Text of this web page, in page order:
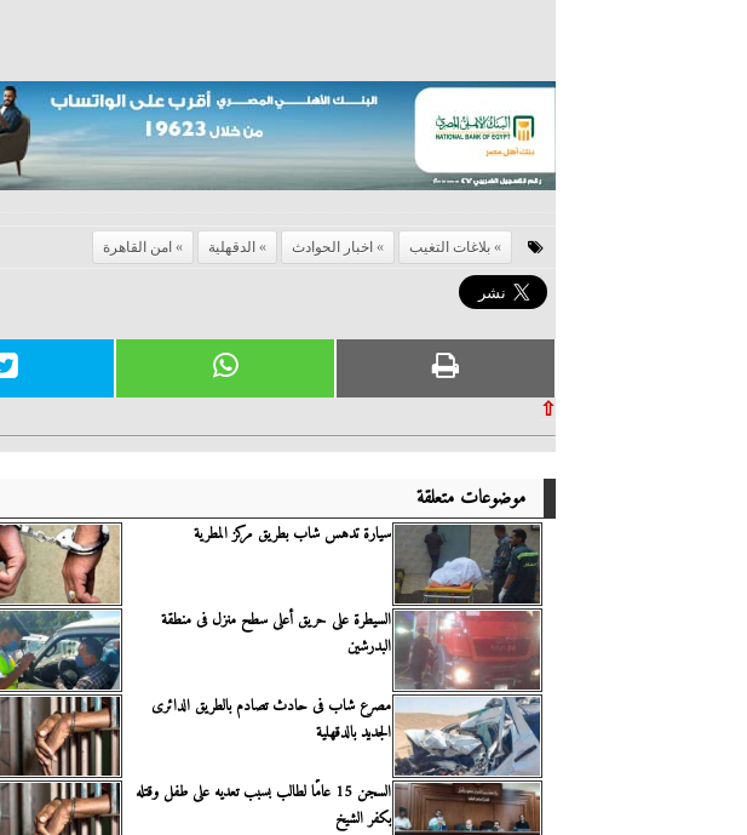
بلاغات التغيب اخبار الحوادث الدقهلية امن القاهرة
⇧
موضوعات متعلقة
سيارة تدهس شاب بطريق مركز المطرية
السيطرة على حريق أعلى سطح منزل فى منطقة
البدرشين
مصرع شاب فى حادث تصادم بالطريق الدائرى
الجديد بالدقهلية
السجن 15 عامًا لطالب بسبب تعديه على طفل وقتله
بكفر الشيخ